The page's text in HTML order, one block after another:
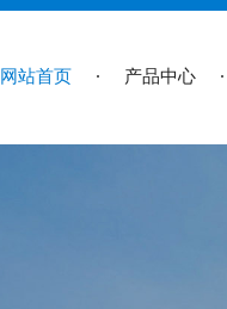
网站首页 产品中心